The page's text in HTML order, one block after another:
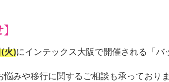
火)にインテックス大阪で開催される「バ
みや移行に関するご相談も承っており